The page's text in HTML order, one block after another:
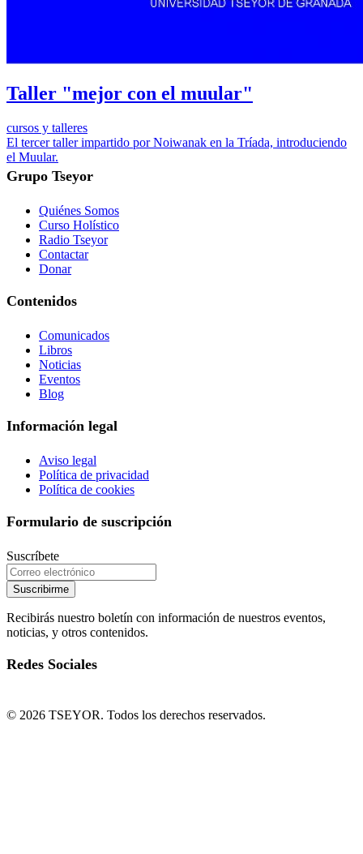
Taller "mejor con el muular"
cursos y talleres
El tercer taller impartido por Noiwanak en la Tríada, introduciendo
el Muular.
Grupo Tseyor
Quiénes Somos
Curso Holístico
Radio Tseyor
Contactar
Donar
Contenidos
Comunicados
Libros
Noticias
Eventos
Blog
Información legal
Aviso legal
Política de privacidad
Política de cookies
Formulario de suscripción
Suscríbete
Suscribirme
Recibirás nuestro boletín con información de nuestros eventos,
noticias, y otros contenidos.
Redes Sociales
© 2026 TSEYOR. Todos los derechos reservados.